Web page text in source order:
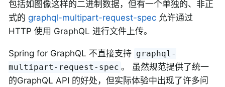
包括如图像这样的二进制数据，但有一个单独的、非正
式的 graphql-multipart-request-spec 允许通过
HTTP 使用 GraphQL 进行文件上传。
Spring for GraphQL 不直接支持 graphql-
multipart-request-spec 。 虽然规范提供了统一
的GraphQL API 的好处，但实际体验中出现了许多问